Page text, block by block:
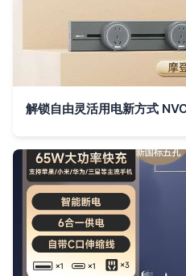
解锁自由灵活用电新方式